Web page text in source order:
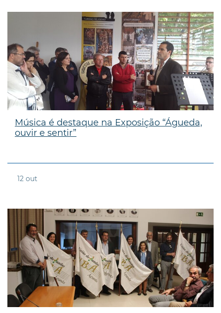
Música é destaque na Exposição “Águeda,
ouvir e sentir”
12 out